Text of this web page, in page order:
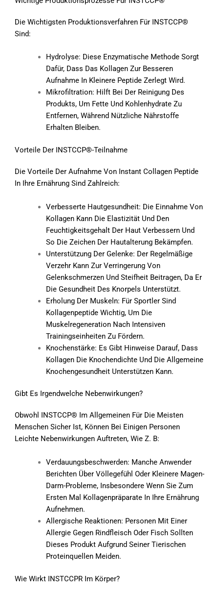
Die Wichtigsten Produktionsverfahren Für INSTCCP®
Sind:
Hydrolyse: Diese Enzymatische Methode Sorgt
Dafür, Dass Das Kollagen Zur Besseren
Aufnahme In Kleinere Peptide Zerlegt Wird.
Mikrofiltration: Hilft Bei Der Reinigung Des
Produkts, Um Fette Und Kohlenhydrate Zu
Entfernen, Während Nützliche Nährstoffe
Erhalten Bleiben.
Vorteile Der INSTCCP®-Teilnahme
Die Vorteile Der Aufnahme Von Instant Collagen Peptide
In Ihre Ernährung Sind Zahlreich:
Verbesserte Hautgesundheit: Die Einnahme Von
Kollagen Kann Die Elastizität Und Den
Feuchtigkeitsgehalt Der Haut Verbessern Und
So Die Zeichen Der Hautalterung Bekämpfen.
Unterstützung Der Gelenke: Der Regelmäßige
Verzehr Kann Zur Verringerung Von
Gelenkschmerzen Und Steifheit Beitragen, Da Er
Die Gesundheit Des Knorpels Unterstützt.
Erholung Der Muskeln: Für Sportler Sind
Kollagenpeptide Wichtig, Um Die
Muskelregeneration Nach Intensiven
Trainingseinheiten Zu Fördern.
Knochenstärke: Es Gibt Hinweise Darauf, Dass
Kollagen Die Knochendichte Und Die Allgemeine
Knochengesundheit Unterstützen Kann.
Gibt Es Irgendwelche Nebenwirkungen?
Obwohl INSTCCP® Im Allgemeinen Für Die Meisten
Menschen Sicher Ist, Können Bei Einigen Personen
Leichte Nebenwirkungen Auftreten, Wie Z. B:
Verdauungsbeschwerden: Manche Anwender
Berichten Über Völlegefühl Oder Kleinere Magen-
Darm-Probleme, Insbesondere Wenn Sie Zum
Ersten Mal Kollagenpräparate In Ihre Ernährung
Aufnehmen.
Allergische Reaktionen: Personen Mit Einer
Allergie Gegen Rindfleisch Oder Fisch Sollten
Dieses Produkt Aufgrund Seiner Tierischen
Proteinquellen Meiden.
Wie Wirkt INSTCCPR Im Körper?